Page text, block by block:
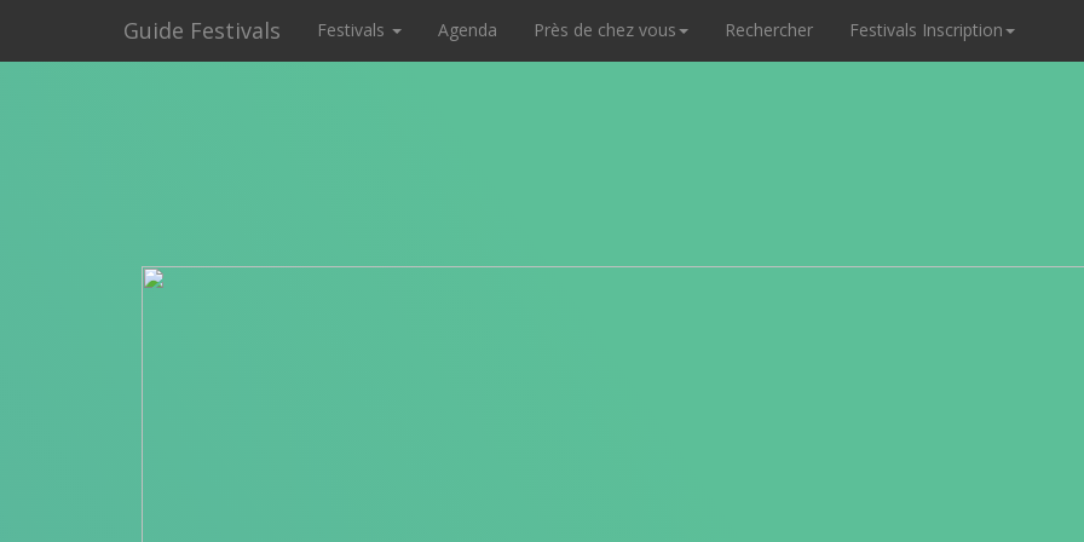
Guide Festivals Festivals Agenda Près de chez vous Rechercher Festivals Inscription